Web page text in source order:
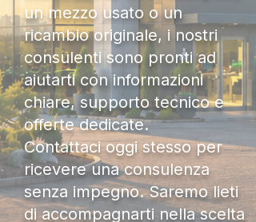
un mezzo usato o un
ricambio originale, i nostri
consulenti sono pronti ad
aiutarti con informazioni
chiare, supporto tecnico e
offerte dedicate.
Contattaci oggi stesso per
ricevere una consulenza
senza impegno. Saremo lieti
di accompagnarti nella scelta